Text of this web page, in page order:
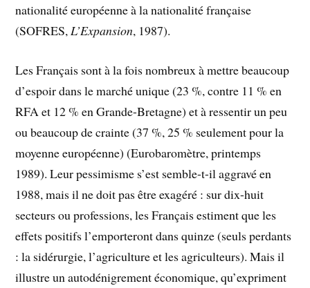
nationalité européenne à la nationalité française
(SOFRES, L’Expansion, 1987).
Les Français sont à la fois nombreux à mettre beaucoup
d’espoir dans le marché unique (23 %, contre 11 % en
RFA et 12 % en Grande-Bretagne) et à ressentir un peu
ou beaucoup de crainte (37 %, 25 % seulement pour la
moyenne européenne) (Eurobaromètre, printemps
1989). Leur pessimisme s’est semble-t-il aggravé en
1988, mais il ne doit pas être exagéré : sur dix-huit
secteurs ou professions, les Français estiment que les
effets positifs l’emporteront dans quinze (seuls perdants
: la sidérurgie, l’agriculture et les agriculteurs). Mais il
illustre un autodénigrement économique, qu’expriment